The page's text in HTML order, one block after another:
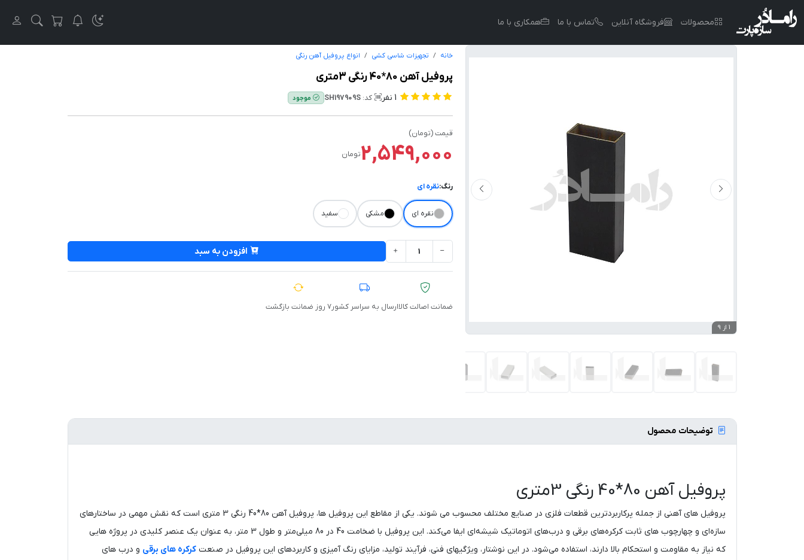
محصولات فروشگاه آنلاین تماس با ما همکاری با ما
1 از 9
خانه تجهیزات شاسی کشی انواع پروفیل آهن رنگی
پروفیل آهن 80*40 رنگی 3متری
1 نفر کد: SH197909S موجود
قیمت (تومان)
2,549,000تومان
رنگ:نقره ای
نقره ای مشکی سفید
افزودن به سبد
ضمانت اصالت کالاارسال به سراسر کشور۷ روز ضمانت بازگشت
توضیحات محصول
پروفیل آهن 80*40 رنگی 3متری
پروفیل‌ های آهنی از جمله پرکاربردترین قطعات فلزی در صنایع مختلف محسوب می شوند. یکی از مقاطع این پروفیل ها، پروفیل آهن 80*40 رنگی 3 متری است که نقش مهمی در ساختارهای
سازه‌ای و چهارچوب‌ های ثابت کرکره‌های برقی و درب‌های اتوماتیک شیشه‌ای ایفا می‌کند. این پروفیل با ضخامت 40 در 80 میلی‌متر و طول 3 متر، به عنوان یک عنصر کلیدی در پروژه‌ هایی
که نیاز به مقاومت و استحکام بالا دارند، استفاده می‌شود. در این نوشتار، ویژگیهای فنی، فرآیند تولید، مزایای رنگ ‌آمیزی و کاربردهای این پروفیل در صنعت کرکره‌ های برقی و درب ‌های